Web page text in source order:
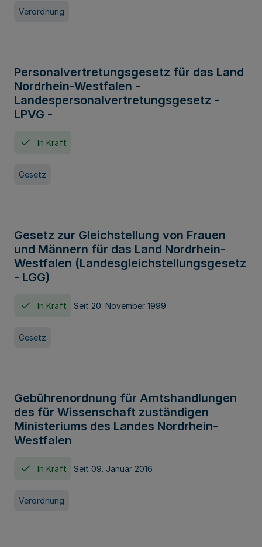
Verordnung
Personalvertretungsgesetz für das Land
Nordrhein-Westfalen -
Landespersonalvertretungsgesetz -
LPVG -
In Kraft
Gesetz
Gesetz zur Gleichstellung von Frauen
und Männern für das Land Nordrhein-
Westfalen (Landesgleichstellungsgesetz
- LGG)
In Kraft Seit 20. November 1999
Gesetz
Gebührenordnung für Amtshandlungen
des für Wissenschaft zuständigen
Ministeriums des Landes Nordrhein-
Westfalen
In Kraft Seit 09. Januar 2016
Verordnung